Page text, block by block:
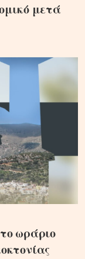
μετά
ωράριο